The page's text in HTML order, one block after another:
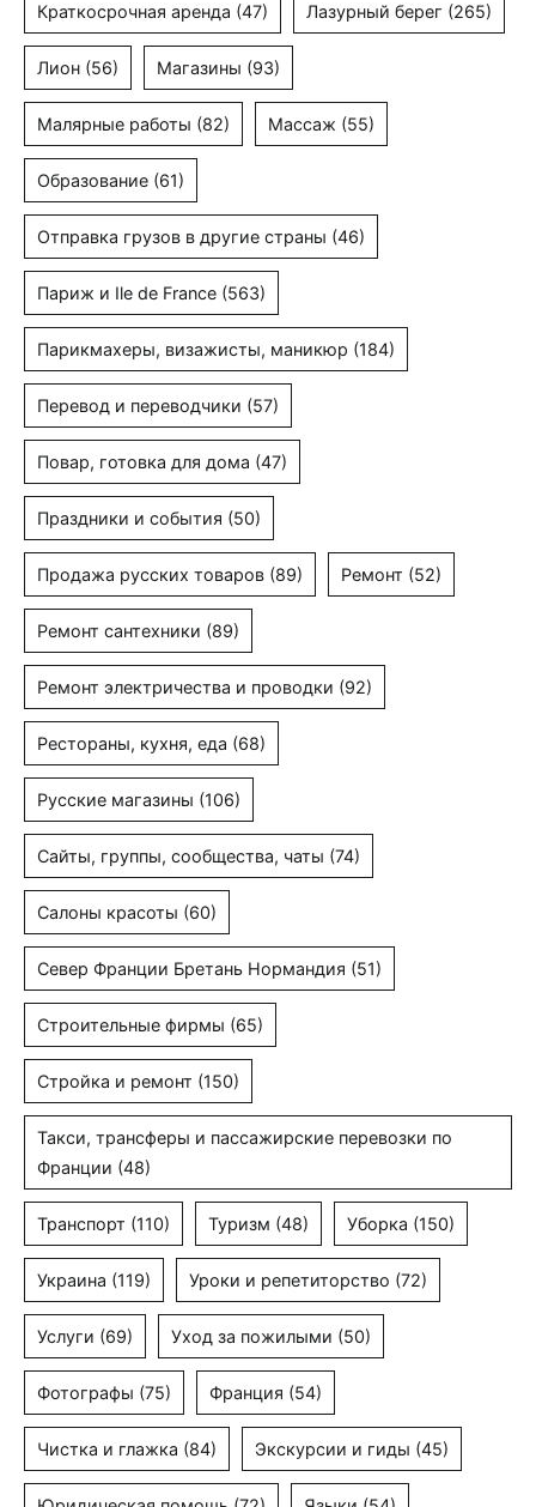
Краткосрочная аренда (47) Лазурный берег (265)
Лион (56) Магазины (93)
Малярные работы (82) Массаж (55)
Образование (61)
Отправка грузов в другие страны (46)
Париж и Ile de France (563)
Парикмахеры, визажисты, маникюр (184)
Перевод и переводчики (57)
Повар, готовка для дома (47)
Праздники и события (50)
Продажа русских товаров (89) Ремонт (52)
Ремонт сантехники (89)
Ремонт электричества и проводки (92)
Рестораны, кухня, еда (68)
Русские магазины (106)
Сайты, группы, сообщества, чаты (74)
Салоны красоты (60)
Север Франции Бретань Нормандия (51)
Строительные фирмы (65)
Стройка и ремонт (150)
Такси, трансферы и пассажирские перевозки по
Франции (48)
Транспорт (110) Туризм (48) Уборка (150)
Украина (119) Уроки и репетиторство (72)
Услуги (69) Уход за пожилыми (50)
Фотографы (75) Франция (54)
Чистка и глажка (84) Экскурсии и гиды (45)